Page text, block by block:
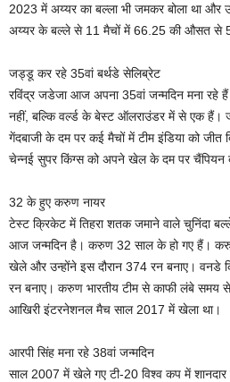
2023 में अय्यर का बल्ला भी जमकर बोला था और
अय्यर के बल्ले से 11 मैचों में 66.25 की औसत से
जड्डू कर रहे 35वां बर्थडे सेलिब्रेट
रविंद्र जडेजा आज अपना 35वां जन्मदिन मना रहे
नहीं, बल्कि वर्ल्ड के बेस्ट ऑलराउंडर में से एक हैं।
गेंदबाजी के दम पर कई मैचों में टीम इंडिया को
चेन्नई सुपर किंग्स को अपने खेल के दम पर चैंपियन
32 के हुए करुण नायर
टेस्ट क्रिकेट में तिहरा शतक जमाने वाले चुनिंदा
आज जन्मदिन है। करुण 32 साल के हो गए हैं।
खेले और उन्होंने इस दौरान 374 रन बनाए।
रन बनाए। करुण भारतीय टीम से काफी लंबे समय
आखिरी इंटरनेशनल मैच साल 2017 में खेला था।
आरपी सिंह मना रहे 38वां जन्मदिन
साल 2007 में खेले गए टी-20 विश्व कप में शानदार